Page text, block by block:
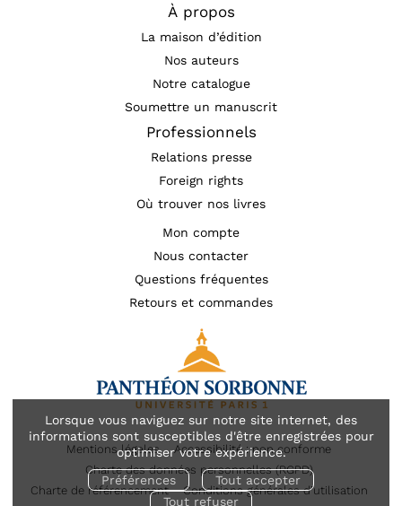
Lorsque vous naviguez sur notre site internet, des
informations sont susceptibles d'être enregistrées pour
optimiser votre expérience.
Préférences
Tout accepter
Tout refuser
À propos
La maison d’édition
Nos auteurs
Notre catalogue
Soumettre un manuscrit
Professionnels
Relations presse
Foreign rights
Où trouver nos livres
Mon compte
Nous contacter
Questions fréquentes
Retours et commandes
Mentions légales
Accessibilité : non conforme
Charte des données personnelles (RGPD)
Charte de référencement
Conditions générales d’utilisation